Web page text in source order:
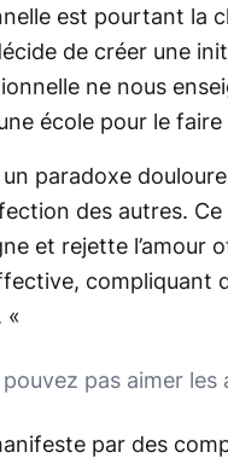
est pourtant la
de créer une
ne nous
école pour le faire
paradoxe
des autres.
et rejette l’amour
compliquant
«
pas aimer les
par des